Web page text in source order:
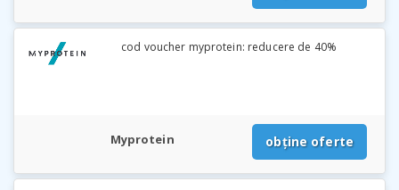
cod voucher myprotein: reducere de 40%
Myprotein obține oferte